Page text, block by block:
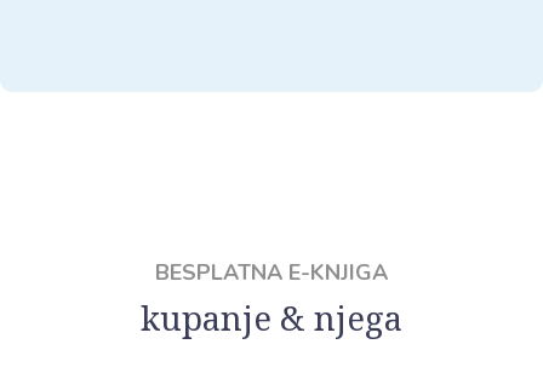
BESPLATNA E-KNJIGA
kupanje & njega